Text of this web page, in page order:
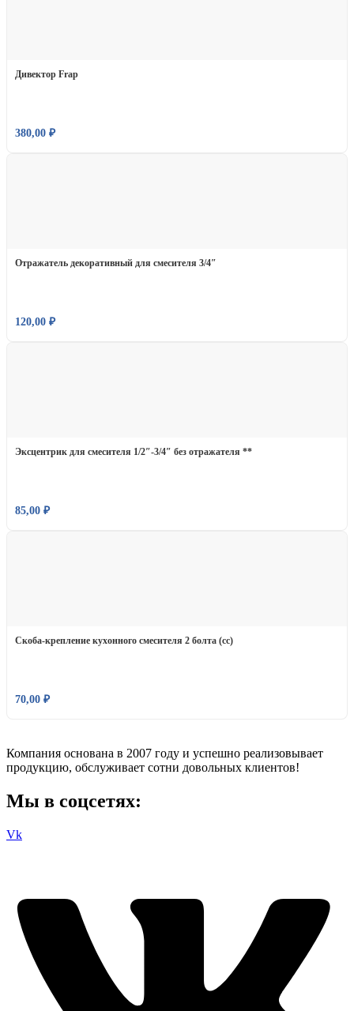
Дивектор Frap
380,00 ₽
Отражатель декоративный для смесителя 3/4″
120,00 ₽
Эксцентрик для смесителя 1/2″-3/4″ без отражателя **
85,00 ₽
Скоба-крепление кухонного смесителя 2 болта (сс)
70,00 ₽
Компания основана в 2007 году и успешно реализовывает
продукцию, обслуживает сотни довольных клиентов!
Мы в соцсетях:
Vk